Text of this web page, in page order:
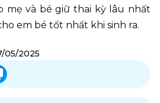
mẹ và bé giữ thai kỳ lâu nhất
em bé tốt nhất khi sinh ra.
05/2025